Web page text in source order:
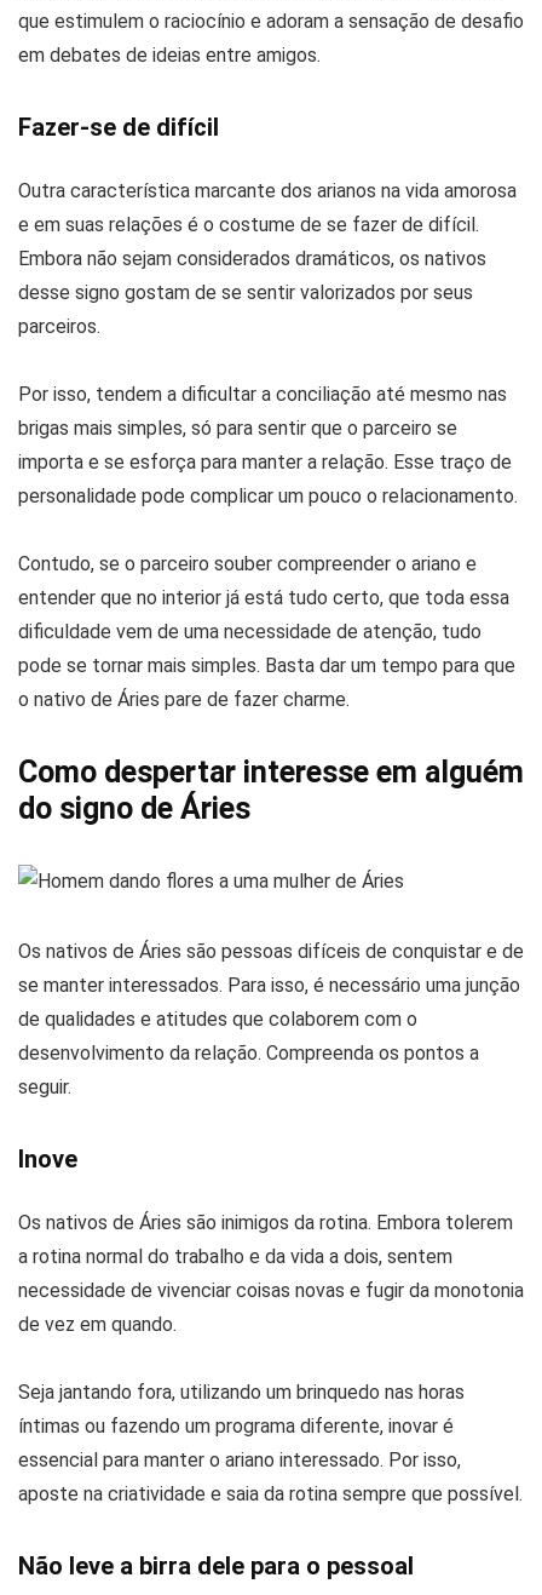
que estimulem o raciocínio e adoram a sensação de desafio
em debates de ideias entre amigos.
Fazer-se de difícil
Outra característica marcante dos arianos na vida amorosa
e em suas relações é o costume de se fazer de difícil.
Embora não sejam considerados dramáticos, os nativos
desse signo gostam de se sentir valorizados por seus
parceiros.
Por isso, tendem a dificultar a conciliação até mesmo nas
brigas mais simples, só para sentir que o parceiro se
importa e se esforça para manter a relação. Esse traço de
personalidade pode complicar um pouco o relacionamento.
Contudo, se o parceiro souber compreender o ariano e
entender que no interior já está tudo certo, que toda essa
dificuldade vem de uma necessidade de atenção, tudo
pode se tornar mais simples. Basta dar um tempo para que
o nativo de Áries pare de fazer charme.
Como despertar interesse em alguém
do signo de Áries
Os nativos de Áries são pessoas difíceis de conquistar e de
se manter interessados. Para isso, é necessário uma junção
de qualidades e atitudes que colaborem com o
desenvolvimento da relação. Compreenda os pontos a
seguir.
Inove
Os nativos de Áries são inimigos da rotina. Embora tolerem
a rotina normal do trabalho e da vida a dois, sentem
necessidade de vivenciar coisas novas e fugir da monotonia
de vez em quando.
Seja jantando fora, utilizando um brinquedo nas horas
íntimas ou fazendo um programa diferente, inovar é
essencial para manter o ariano interessado. Por isso,
aposte na criatividade e saia da rotina sempre que possível.
Não leve a birra dele para o pessoal